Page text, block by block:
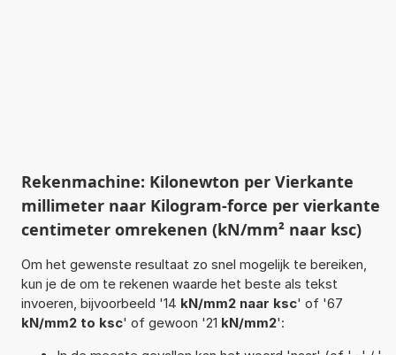
Rekenmachine: Kilonewton per Vierkante
millimeter naar Kilogram-force per vierkante
centimeter omrekenen (kN/mm² naar ksc)
Om het gewenste resultaat zo snel mogelijk te bereiken,
kun je de om te rekenen waarde het beste als tekst
invoeren, bijvoorbeeld '14 kN/mm2 naar ksc' of '67
kN/mm2 to ksc' of gewoon '21 kN/mm2':